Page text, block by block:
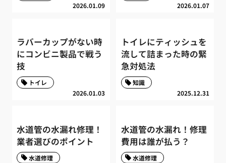
2026.01.09 2026.01.07
ラバーカップがない時
にコンビニ製品で戦う
技
2026.01.03
トイレ
トイレにティッシュを
流して詰まった時の緊
急対処法
2025.12.31
知識
水道管の水漏れ修理！
業者選びのポイント
水道修理
水道管の水漏れ！修理
費用は誰が払う？
水道修理